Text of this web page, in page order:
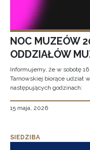
NOC MUZEÓW
ODDZIAŁÓW
Informujemy, że w sobotę
Tarnowskiej biorące udział
następujących godzinach:
15 maja, 2026
SIEDZIBA